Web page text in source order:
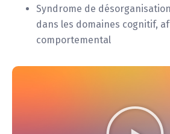
Syndrome de
dans les domaines cognitif,
comportemental